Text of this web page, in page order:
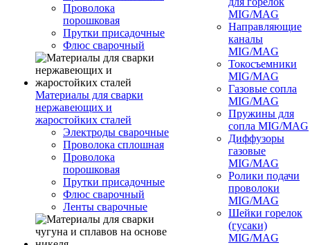
Проволока
порошковая
Прутки присадочные
Флюс сварочный
Материалы для сварки
нержавеющих и
жаростойких сталей
Электроды сварочные
Проволока сплошная
Проволока
порошковая
Прутки присадочные
Флюс сварочный
Ленты сварочные
MIG/MAG
Направляющие
каналы
MIG/MAG
Токосъемники
MIG/MAG
Газовые сопла
MIG/MAG
Пружины для
сопла MIG/MAG
Диффузоры
газовые
MIG/MAG
Ролики подачи
проволоки
MIG/MAG
Шейки горелок
(гусаки)
MIG/MAG